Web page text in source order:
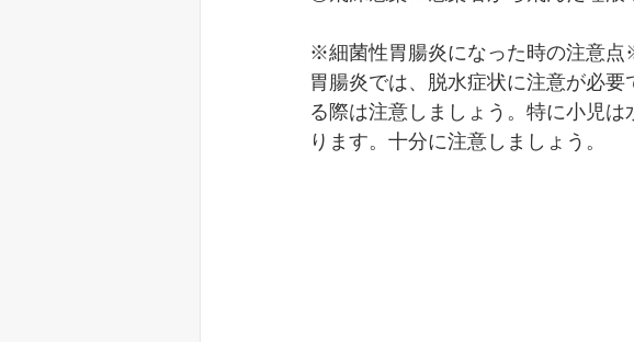
※細菌性胃腸炎になった時の注意
胃腸炎では、脱水症状に注意が必
る際は注意しましょう。特に小児
ります。十分に注意しましょう。